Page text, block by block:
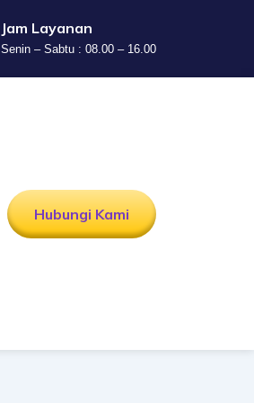
Jam Layanan
Senin – Sabtu : 08.00 – 16.00
Hubungi Kami